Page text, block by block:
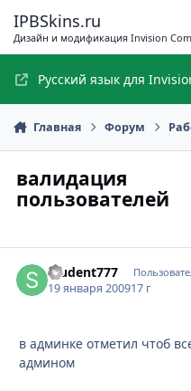
IPBSkins.ru
Дизайн и модификация Invision
Русский язык для
Главная Форум
валидация
пользователей
student777
19 января 200917 г
в админке отметил чтоб
админом